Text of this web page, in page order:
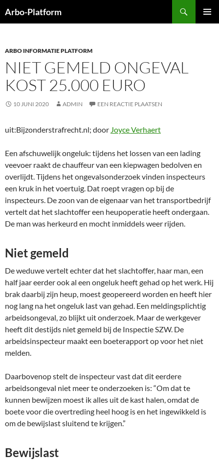
naar
Arbo-Platform
ARBO INFORMATIE PLATFORM
NIET GEMELD ONGEVAL
KOST 25.000 EURO
10 JUNI 2020 ADMIN EEN REACTIE PLAATSEN
uit:Bijzonderstrafrecht.nl; door Joyce Verhaert
Een afschuwelijk ongeluk: tijdens het lossen van een lading
veevoer raakt de chauffeur van een kiepwagen bedolven en
overlijdt. Tijdens het ongevalsonderzoek vinden inspecteurs
een kruk in het voertuig. Dat roept vragen op bij de
inspecteurs. De zoon van de eigenaar van het transportbedrijf
vertelt dat het slachtoffer een heupoperatie heeft ondergaan.
De man was herkeurd en mocht inmiddels weer rijden.
Niet gemeld
De weduwe vertelt echter dat het slachtoffer, haar man, een
half jaar eerder ook al een ongeluk heeft gehad op het werk. Hij
brak daarbij zijn heup, moest geopereerd worden en heeft hier
nog lang na het ongeluk last van gehad. Een meldingsplichtig
arbeidsongeval, zo blijkt uit onderzoek. Maar de werkgever
heeft dit destijds niet gemeld bij de Inspectie SZW. De
arbeidsinspecteur maakt een boeterapport op voor het niet
melden.
Daarbovenop stelt de inspecteur vast dat dit eerdere
arbeidsongeval niet meer te onderzoeken is: “Om dat te
kunnen bewijzen moest ik alles uit de kast halen, omdat de
boete voor die overtreding heel hoog is en het ingewikkeld is
om de bewijslast sluitend te krijgen.”
Bewijslast